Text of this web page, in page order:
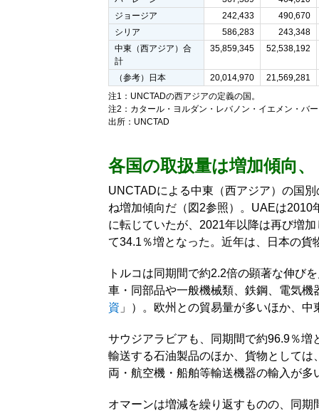
ジョージア
242,433
490,670
シリア
586,283
243,348
中東（西アジア）合
計
35,859,345 52,538,192
（参考）日本 20,014,970
21,569,281
注1：UNCTADの西アジアの定義の国。
注2：カタール・ヨルダン・レバノン・イエメン・バ
出所：UNCTAD
各国の取扱量は増加傾向
UNCTADによる中東（西アジア）の国
ね増加傾向だ（図2参照）。UAEは
に転じていたが、2021年以降は再び増
て34.1％増となった。近年は、日本の貨
トルコは同期間で約2.2倍の顕著な伸び
車・同部品や一般機械類、鉄鋼、電気
資 」）。欧州との貿易量が多いほか、
サウジアラビアも、同期間で約96.9％
輸送する石油製品のほか、貨物として
両・航空機・船舶等輸送機器の輸入が多
オマーンは増減を繰り返すものの、同